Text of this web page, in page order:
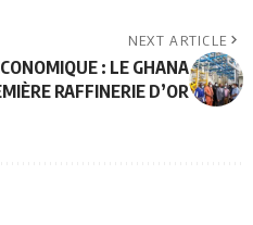
NEXT ARTICLE
: LE GHANA
RAFFINERIE D’OR